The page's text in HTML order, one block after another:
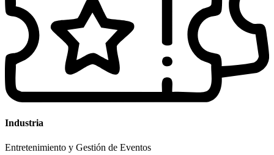
Industria
Entretenimiento y Gestión de Eventos